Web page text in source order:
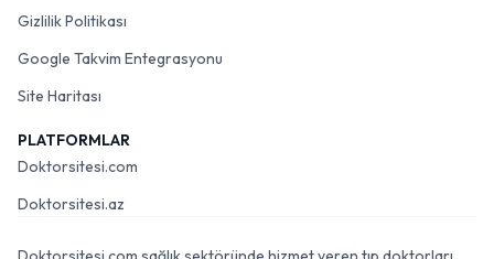
Gizlilik Politikası
Google Takvim Entegrasyonu
Site Haritası
PLATFORMLAR
Doktorsitesi.com
Doktorsitesi.az